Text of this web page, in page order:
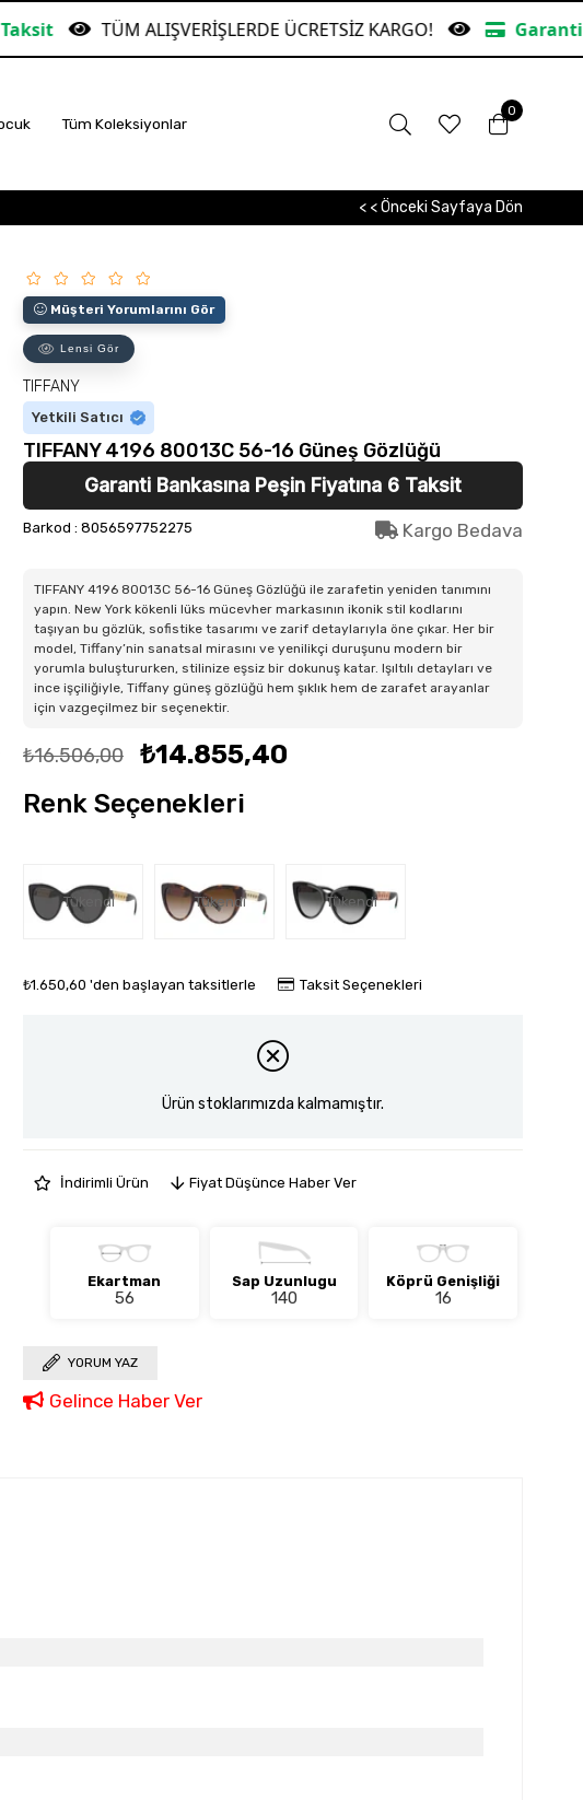
ÜCRETSİZ KARGO! Garanti Bankasına
Tüm Koleksiyonlar
0
< < Önceki Sayfaya Dön
Müşteri Yorumlarını Gör
Lensi Gör
TIFFANY
Yetkili Satıcı
TIFFANY 4196 80013C 56-16 Güneş Gözlüğü
Garanti Bankasına Peşin Fiyatına 6 Taksit
Barkod : 8056597752275 Kargo Bedava
TIFFANY 4196 80013C 56-16 Güneş Gözlüğü ile zarafetin yeniden tanımını
yapın. New York kökenli lüks mücevher markasının ikonik stil kodlarını
taşıyan bu gözlük, sofistike tasarımı ve zarif detaylarıyla öne çıkar. Her bir
model, Tiffany’nin sanatsal mirasını ve yenilikçi duruşunu modern bir
yorumla buluştururken, stilinize eşsiz bir dokunuş katar. Işıltılı detayları ve
ince işçiliğiyle, Tiffany güneş gözlüğü hem şıklık hem de zarafet arayanlar
için vazgeçilmez bir seçenektir.
₺16.506,00
₺14.855,40
Renk Seçenekleri
Tükendi Tükendi Tükendi
₺1.650,60 'den başlayan taksitlerle Taksit Seçenekleri
Ürün stoklarımızda kalmamıştır.
İndirimli Ürün Fiyat Düşünce Haber Ver
Ekartman
56
Sap Uzunlugu
140
Köprü Genişliği
16
YORUM YAZ
Gelince Haber Ver